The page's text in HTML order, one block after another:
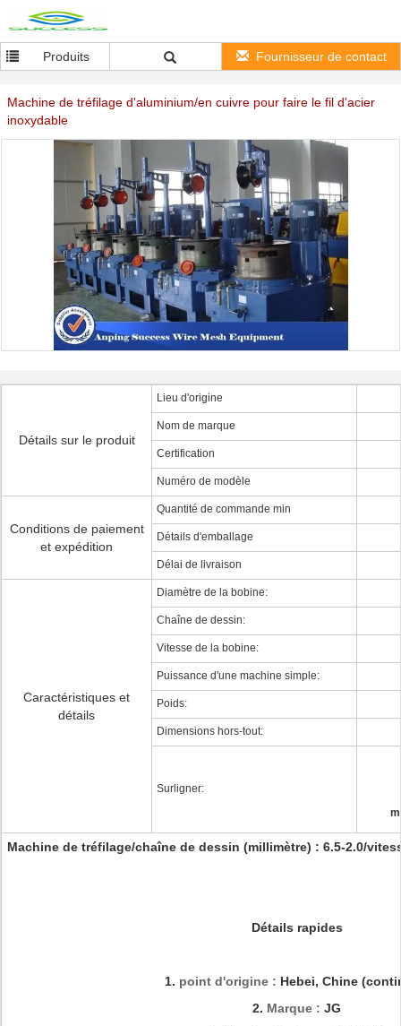
Produits Fournisseur de contact
Machine de tréfilage d'aluminium/en cuivre pour faire le fil d'acier
inoxydable
Détails sur le produit
Lieu d'origine
Nom de marque
Certification
Numéro de modèle
Conditions de paiement
et expédition
Quantité de commande min
Détails d'emballage
Délai de livraison
Caractéristiques et
détails
Diamètre de la bobine:
Chaîne de dessin:
Vitesse de la bobine:
Puissance d'une machine simple:
Poids:
Dimensions hors-tout:
Surligner:
Machine de tréfilage/chaîne de dessin (millimètre) : 6.5-2.0/
Détails rapides
1. point d'origine : Hebei, Chine
2. Marque : JG